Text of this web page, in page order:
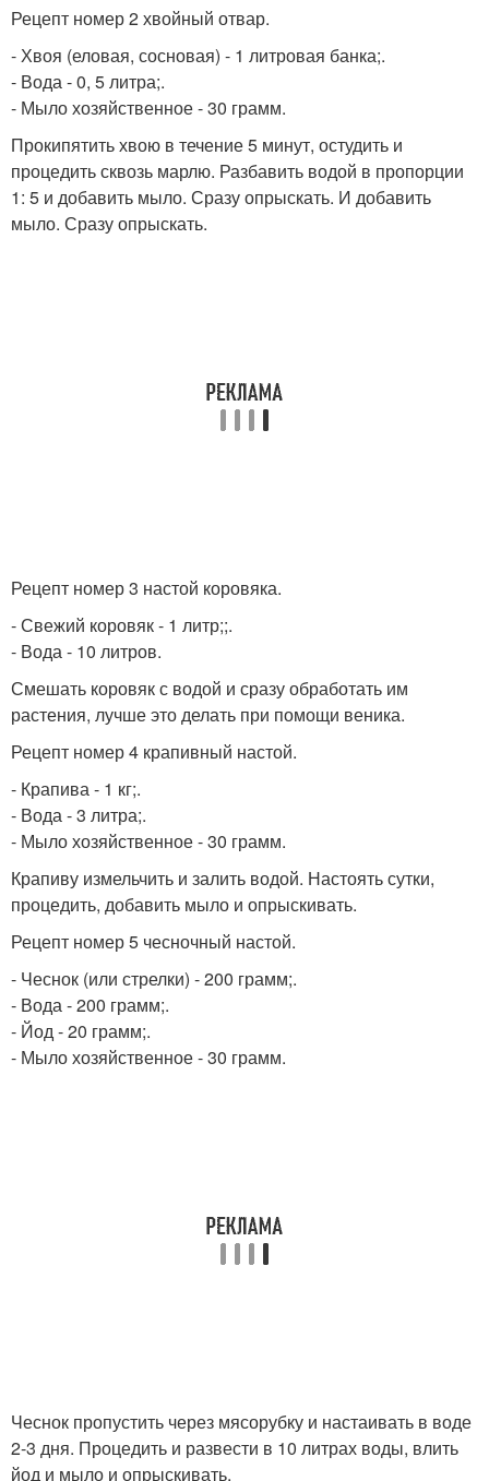
Рецепт номер 2 хвойный отвар.
- Хвоя (еловая, сосновая) - 1 литровая банка;.
- Вода - 0, 5 литра;.
- Мыло хозяйственное - 30 грамм.
Прокипятить хвою в течение 5 минут, остудить и
процедить сквозь марлю. Разбавить водой в пропорции
1: 5 и добавить мыло. Сразу опрыскать. И добавить
мыло. Сразу опрыскать.
Рецепт номер 3 настой коровяка.
- Свежий коровяк - 1 литр;;.
- Вода - 10 литров.
Смешать коровяк с водой и сразу обработать им
растения, лучше это делать при помощи веника.
Рецепт номер 4 крапивный настой.
- Крапива - 1 кг;.
- Вода - 3 литра;.
- Мыло хозяйственное - 30 грамм.
Крапиву измельчить и залить водой. Настоять сутки,
процедить, добавить мыло и опрыскивать.
Рецепт номер 5 чесночный настой.
- Чеснок (или стрелки) - 200 грамм;.
- Вода - 200 грамм;.
- Йод - 20 грамм;.
- Мыло хозяйственное - 30 грамм.
Чеснок пропустить через мясорубку и настаивать в воде
2-3 дня. Процедить и развести в 10 литрах воды, влить
йод и мыло и опрыскивать.